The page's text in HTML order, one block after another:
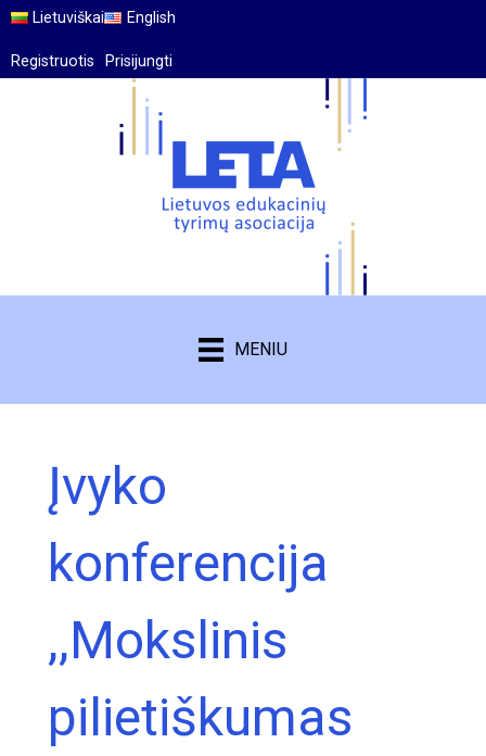
Lietuviškai English
Registruotis Prisijungti
MENIU
Įvyko
konferencija
,,Mokslinis
pilietiškumas